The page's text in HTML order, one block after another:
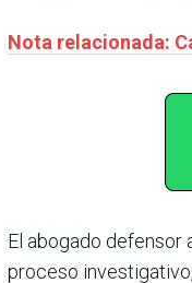
Nota relacionada:
El abogado defensor
proceso